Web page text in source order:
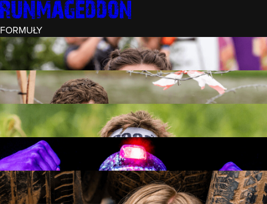
FORMUŁY
INTRO (¼)
15 PRZESZKÓD
3 KM+
REKRUT (½)
30 PRZESZKÓD
6 KM+
RUNMAGEDDON
50 PRZESZKÓD
12 KM+
NOCNY REKRUT (½)
30 PRZESZKÓD
6 KM+
INTRO U-16
15 PRZESZKÓD
3 KM+